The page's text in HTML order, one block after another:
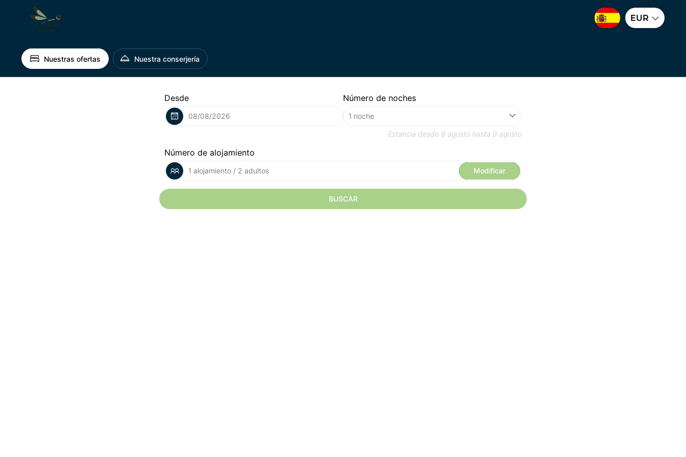
EUR
Nuestras ofertas Nuestra conserjería
Desde Número de noches
Estancia desde 8 agosto hasta 9 agosto
Número de alojamiento
1 alojamiento / 2 adultos Modificar